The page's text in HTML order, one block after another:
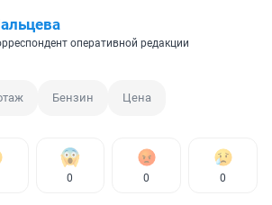
оперативной редакции
Бензин Цена
0 0 0